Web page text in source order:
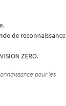
de reconnaissance
ZERO.
pour les